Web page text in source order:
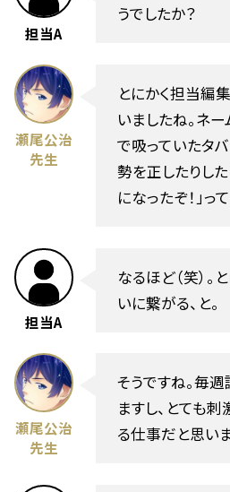
担当A
うでしたか？
瀬尾公治
先生
とにかく担当編
いましたね。ネ
で吸っていたタ
勢を正したりした
になったぞ！」っ
担当A
なるほど（笑）。
いに繋がる、と。
瀬尾公治
先生
そうですね。毎
ますし、とても
る仕事だと思いま